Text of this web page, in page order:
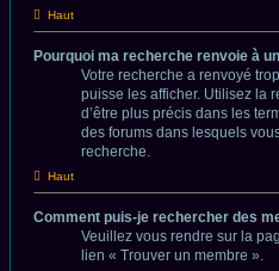
Haut
Pourquoi ma recherche renvoie à
Votre recherche a renvoyé
puisse les afficher. Utilisez la
d’être plus précis dans les
des forums dans lesquels
recherche.
Haut
Comment puis-je rechercher des
Veuillez vous rendre sur la
lien « Trouver un membre ».